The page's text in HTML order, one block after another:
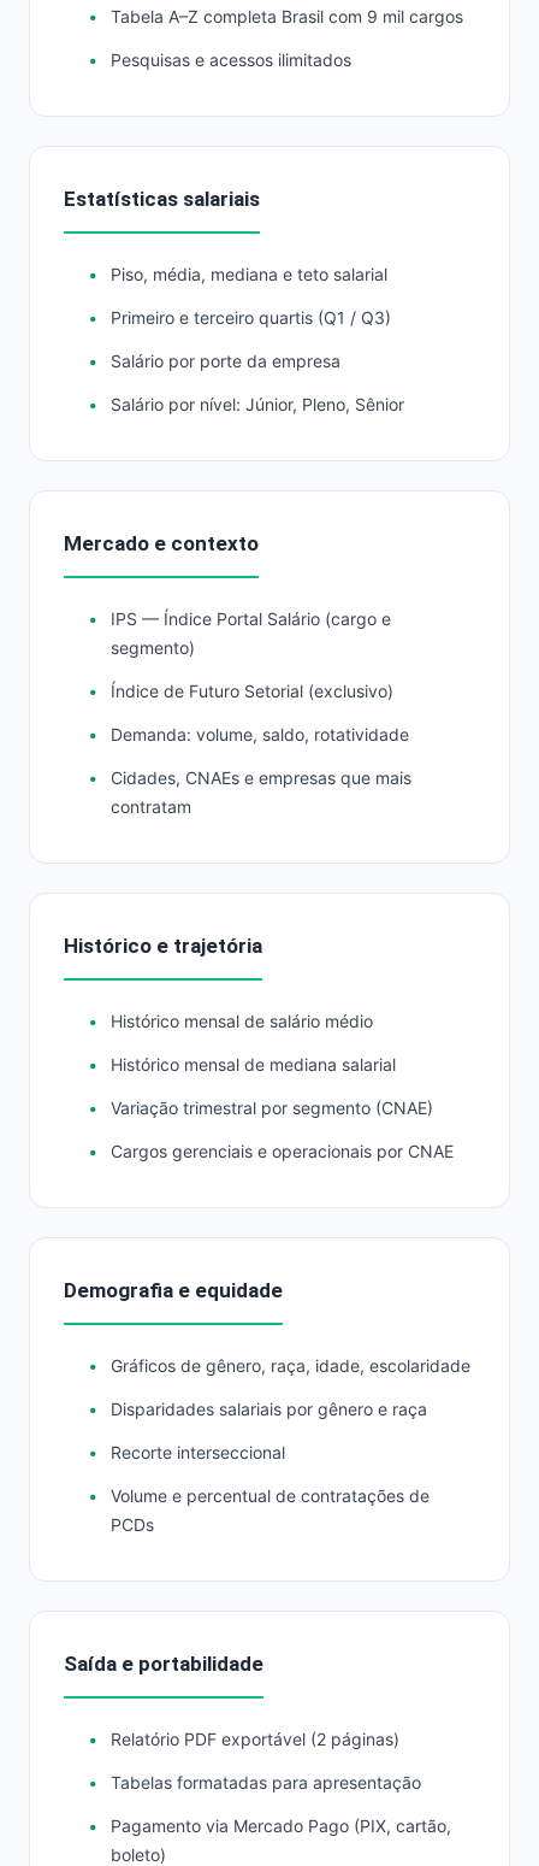
Tabela A–Z completa Brasil com 9 mil cargos
Pesquisas e acessos ilimitados
Estatísticas salariais
Piso, média, mediana e teto salarial
Primeiro e terceiro quartis (Q1 / Q3)
Salário por porte da empresa
Salário por nível: Júnior, Pleno, Sênior
Mercado e contexto
IPS — Índice Portal Salário (cargo e
segmento)
Índice de Futuro Setorial (exclusivo)
Demanda: volume, saldo, rotatividade
Cidades, CNAEs e empresas que mais
contratam
Histórico e trajetória
Histórico mensal de salário médio
Histórico mensal de mediana salarial
Variação trimestral por segmento (CNAE)
Cargos gerenciais e operacionais por CNAE
Demografia e equidade
Gráficos de gênero, raça, idade, escolaridade
Disparidades salariais por gênero e raça
Recorte interseccional
Volume e percentual de contratações de
PCDs
Saída e portabilidade
Relatório PDF exportável (2 páginas)
Tabelas formatadas para apresentação
Pagamento via Mercado Pago (PIX, cartão,
boleto)